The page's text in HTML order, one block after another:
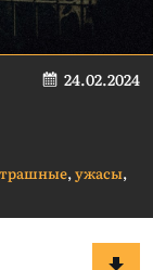
24.02.2024
, ужасы,